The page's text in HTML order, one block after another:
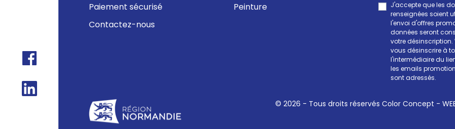
Paiement sécurisé
Contactez-nous
Peinture
J'accepte que les
renseignées soient
l'envoi d'offres
données seront
votre désinscription.
vous désinscrire à
l'intermédiaire du
les emails
sont adressés.
© 2026 - Tous droits réservés Color Concept -